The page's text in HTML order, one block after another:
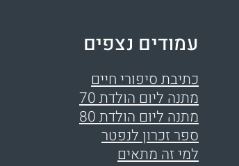
עמודים נצפים
כתיבת סיפורי חיים
מתנה ליום הולדת 70
מתנה ליום הולדת 80
ספר זכרון לנפטר
למי זה מתאים